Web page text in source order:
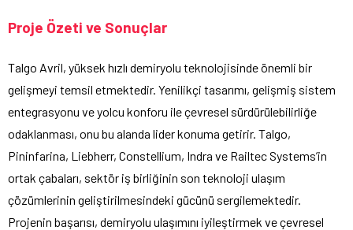
Proje Özeti ve Sonuçlar
Talgo Avril, yüksek hızlı demiryolu teknolojisinde önemli bir
gelişmeyi temsil etmektedir. Yenilikçi tasarımı, gelişmiş sistem
entegrasyonu ve yolcu konforu ile çevresel sürdürülebilirliğe
odaklanması, onu bu alanda lider konuma getirir. Talgo,
Pininfarina, Liebherr, Constellium, Indra ve Railtec Systems’in
ortak çabaları, sektör iş birliğinin son teknoloji ulaşım
çözümlerinin geliştirilmesindeki gücünü sergilemektedir.
Projenin başarısı, demiryolu ulaşımını iyileştirmek ve çevresel